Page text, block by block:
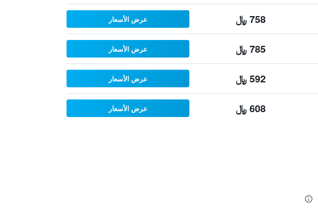
758 ﷼ عرض الأسعار
785 ﷼ عرض الأسعار
592 ﷼ عرض الأسعار
608 ﷼ عرض الأسعار